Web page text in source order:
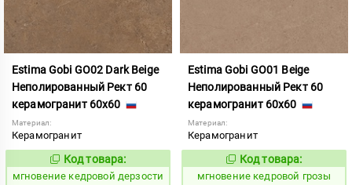
Estima Gobi GO02 Dark Beige
Неполированный Рект 60
керамогранит 60x60
Материал:
Керамогранит
942270
Код товара:
мгновение кедровой дерзости
Estima Gobi GO01 Beige
Неполированный Рект 60
керамогранит 60x60
Материал:
Керамогранит
942269
Код товара:
мгновение кедровой грозы